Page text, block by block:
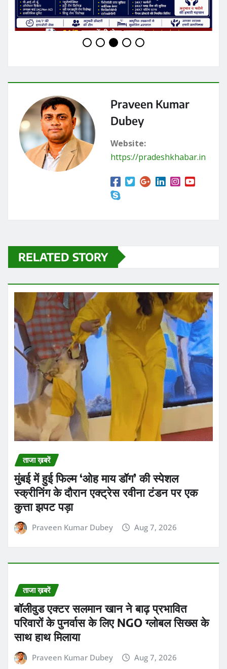
मुंबई में हुई फिल्म ‘ओह माय डॉग’ की स्पेशल
स्क्रीनिंग के दौरान एक्ट्रेस रवीना टंडन पर एक
कुत्ता झपट पड़ा
Praveen Kumar Dubey Aug 7, 2026
ताजा ख़बरें
बॉलीवुड एक्टर सलमान खान ने बाढ़ प्रभावित
परिवारों के पुनर्वास के लिए NGO ग्लोबल सिख्स के
साथ हाथ मिलाया
Praveen Kumar Dubey Aug 7, 2026
श्रीलंका के स्पिनिंग ट्रैक पर जीत की तैयारी में
Praveen Kumar Dubey
ताजा ख़बरें